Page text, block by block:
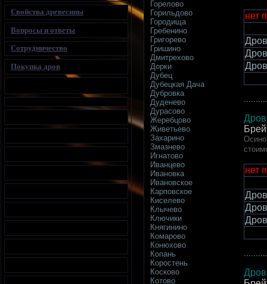
Горелово
Горильдово
Городища
Гребенино
Григорево
Гришино
Дмитрехово
Дорки
Дубец
Дубецкая Дача
Дубровка
Дуденево
Дурасово
Жеребцово
Живетьево
Захарино
Змазнево
Игнатово
Иванцево
Ивановка
Ивановское
Карповское
Киселево
Клычево
Ключики
Княгинино
Комарово
Конюхово
Копань
Коростень
Косково
Котово
нет
нет
Свойства древесины
Вопросы и ответы
Сотрудничество
Покупка дров